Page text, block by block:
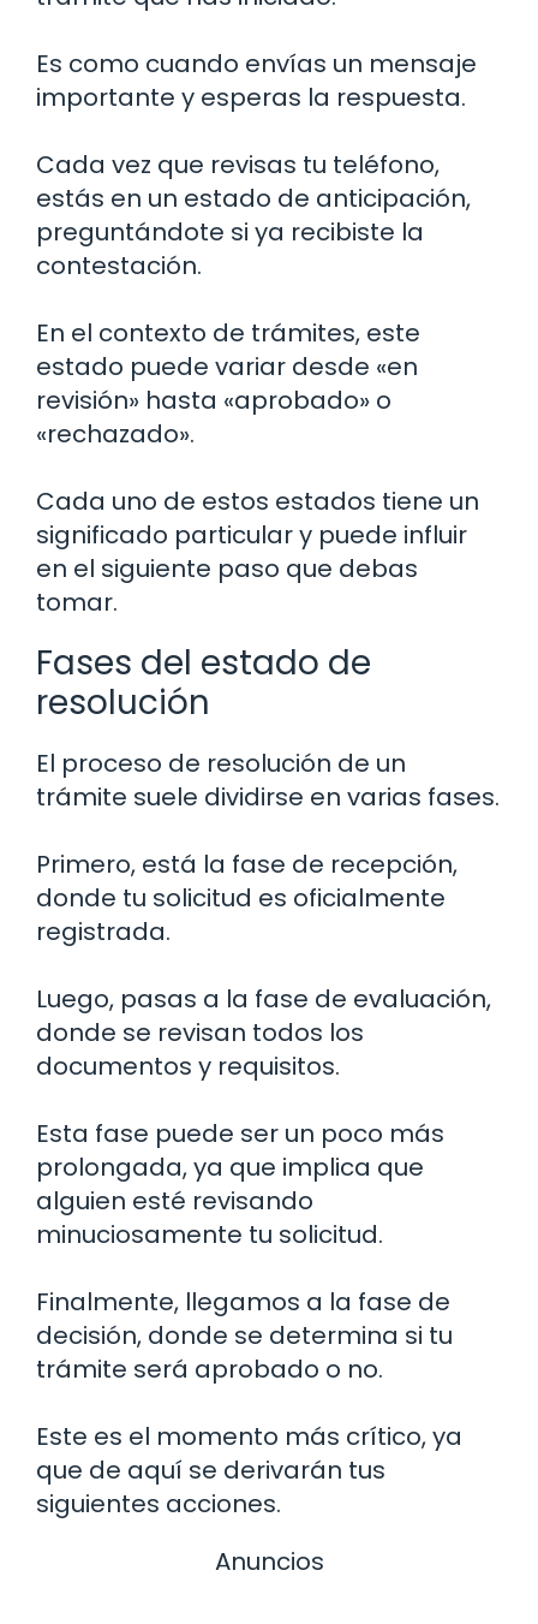
Es como cuando envías un mensaje
importante y esperas la respuesta.
Cada vez que revisas tu teléfono,
estás en un estado de anticipación,
preguntándote si ya recibiste la
contestación.
En el contexto de trámites, este
estado puede variar desde «en
revisión» hasta «aprobado» o
«rechazado».
Cada uno de estos estados tiene un
significado particular y puede influir
en el siguiente paso que debas
tomar.
Fases del estado de
resolución
El proceso de resolución de un
trámite suele dividirse en varias fases.
Primero, está la fase de recepción,
donde tu solicitud es oficialmente
registrada.
Luego, pasas a la fase de evaluación,
donde se revisan todos los
documentos y requisitos.
Esta fase puede ser un poco más
prolongada, ya que implica que
alguien esté revisando
minuciosamente tu solicitud.
Finalmente, llegamos a la fase de
decisión, donde se determina si tu
trámite será aprobado o no.
Este es el momento más crítico, ya
que de aquí se derivarán tus
siguientes acciones.
Anuncios